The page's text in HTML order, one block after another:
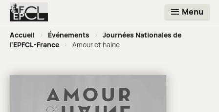
Menu
Accueil > Événements >
Journées Nationales de
l'EPFCL-France
> Amour et haine